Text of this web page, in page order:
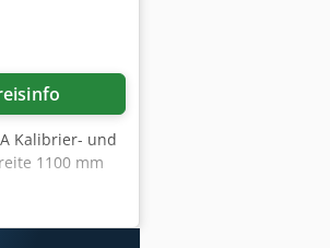
Kalibrier- und
1100 mm
starr &